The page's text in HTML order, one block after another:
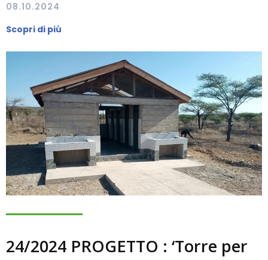
08.10.2024
Scopri di più
24/2024 PROGETTO : ‘Torre per